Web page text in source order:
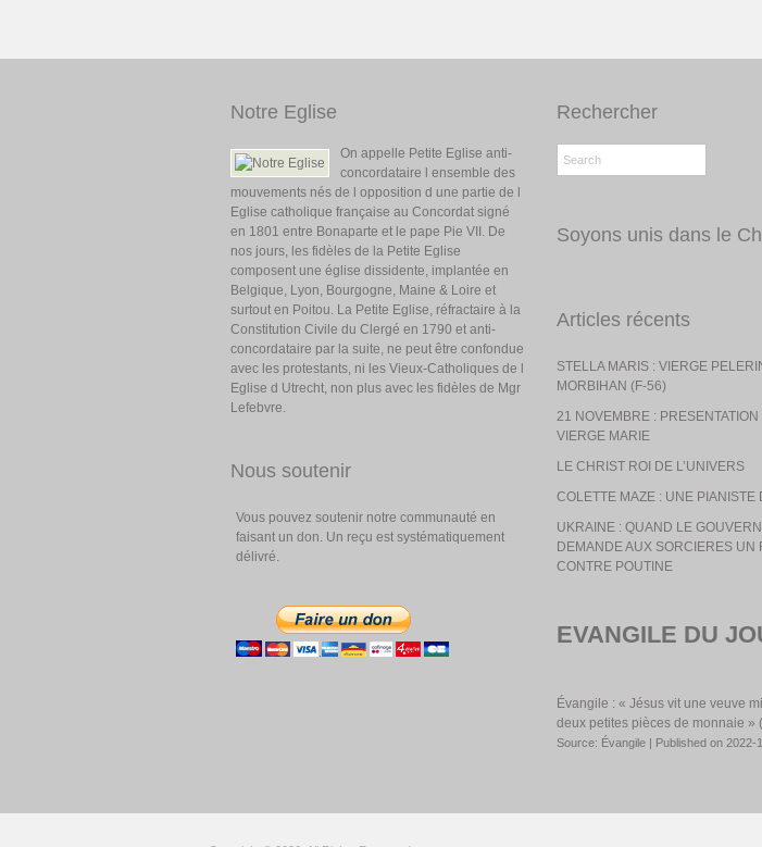
Notre Eglise
On appelle Petite Eglise anti-
concordataire l ensemble des
mouvements nés de l opposition d une partie de l
Eglise catholique française au Concordat signé
en 1801 entre Bonaparte et le pape Pie VII. De
nos jours, les fidèles de la Petite Eglise
composent une église dissidente, implantée en
Belgique, Lyon, Bourgogne, Maine & Loire et
surtout en Poitou. La Petite Eglise, réfractaire à la
Constitution Civile du Clergé en 1790 et anti-
concordataire par la suite, ne peut être confondue
avec les protestants, ni les Vieux-Catholiques de l
Eglise d Utrecht, non plus avec les fidèles de Mgr
Lefebvre.
Nous soutenir
Vous pouvez soutenir notre communauté en
faisant un don. Un reçu est systématiquement
délivré.
Rechercher
Soyons unis dans le
Articles récents
STELLA MARIS : VIERGE
MORBIHAN (F-56)
21 NOVEMBRE : PRESENTATION
VIERGE MARIE
LE CHRIST ROI DE L’UNIVERS
COLETTE MAZE : UNE PIANISTE
UKRAINE : QUAND LE
DEMANDE AUX SORCIERES UN
CONTRE POUTINE
EVANGILE DU
Évangile : « Jésus vit une veuve
deux petites pièces de monnaie »
Source: Évangile Published on 2022-